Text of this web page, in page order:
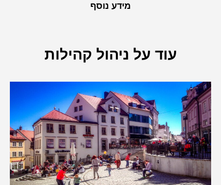
מידע נוסף
עוד על ניהול קהילות